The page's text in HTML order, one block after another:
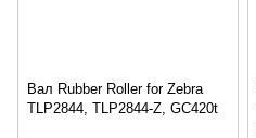
Вал Rubber Roller for Zebra
TLP2844, TLP2844-Z, GC420t